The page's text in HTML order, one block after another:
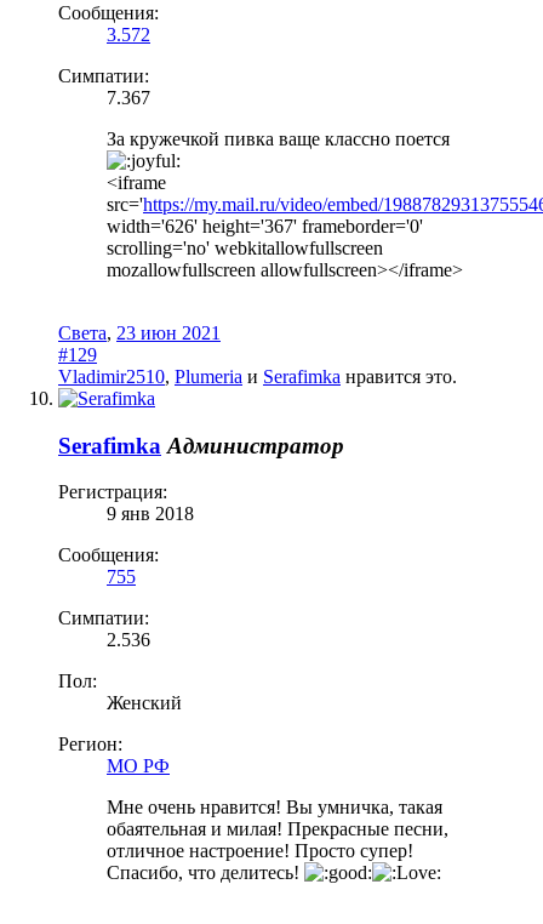
Сообщения:
3.572
Симпатии:
7.367
За кружечкой пивка ваще классно поется
<iframe
src='https://my.mail.ru/video/embed/
width='626' height='367' frameborder='0'
scrolling='no' webkitallowfullscreen
mozallowfullscreen allowfullscreen></iframe>
Света, 23 июн 2021
#129
Vladimir2510, Plumeria и Serafimka нравится это.
Serafimka Администратор
Регистрация:
9 янв 2018
Сообщения:
755
Симпатии:
2.536
Пол:
Женский
Регион:
МО РФ
Мне очень нравится! Вы умничка, такая
обаятельная и милая! Прекрасные песни,
отличное настроение! Просто супер!
Спасибо, что делитесь!